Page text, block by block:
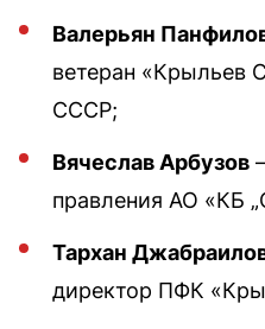
Валерьян
ветеран «Крыльев
СССР;
Вячеслав Арбузов
правления АО «КБ
Тархан
директор ПФК